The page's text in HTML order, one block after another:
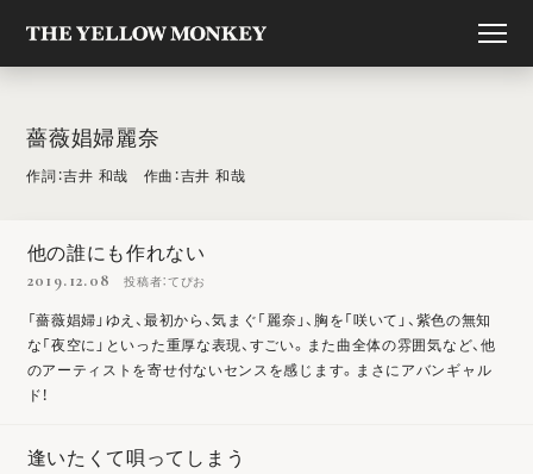
薔薇娼婦麗奈
作詞：吉井 和哉 作曲：吉井 和哉
他の誰にも作れない
2019.12.08 投稿者：てぴお
「薔薇娼婦」ゆえ、最初から、気まぐ「麗奈」、胸を「咲いて」、紫色の無知
な「夜空に」といった重厚な表現、すごい。また曲全体の雰囲気など、他
のアーティストを寄せ付ないセンスを感じます。まさにアバンギャル
ド！
逢いたくて唄ってしまう